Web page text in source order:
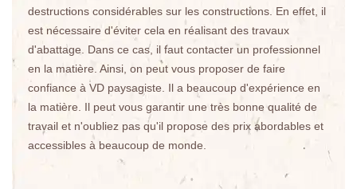
destructions considérables sur les constructions. En effet, il
est nécessaire d'éviter cela en réalisant des travaux
d'abattage. Dans ce cas, il faut contacter un professionnel
en la matière. Ainsi, on peut vous proposer de faire
confiance à VD paysagiste. Il a beaucoup d'expérience en
la matière. Il peut vous garantir une très bonne qualité de
travail et n'oubliez pas qu'il propose des prix abordables et
accessibles à beaucoup de monde.